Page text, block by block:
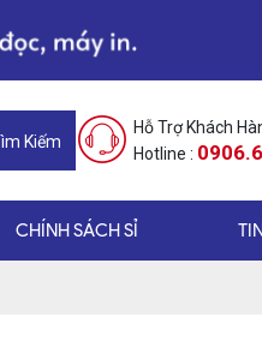
Kiếm
Hỗ Trợ Khách
Hotline :
CHÍNH SÁCH SỈ